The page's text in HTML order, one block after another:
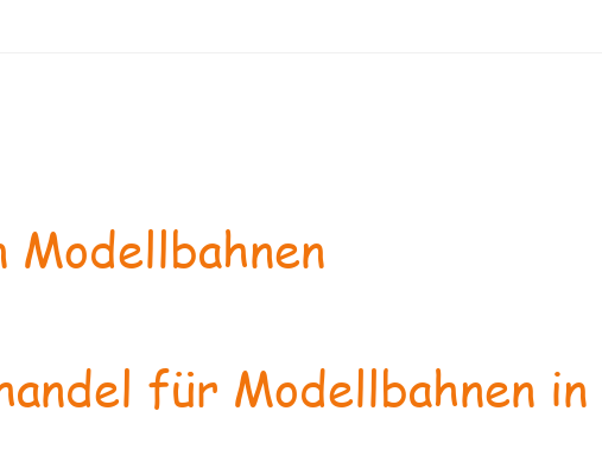
Modellbahnen
für Modellbahnen